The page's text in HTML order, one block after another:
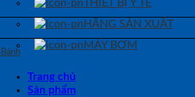
THIẾT BỊ Y TẾ
HÃNG SẢN XUẤT
MÁY BƠM
Trang chủ
Sản phẩm